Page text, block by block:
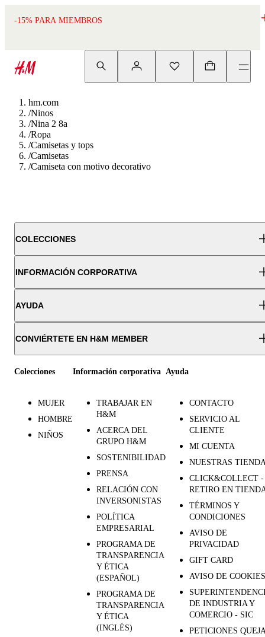
-15% PARA MIEMBROS
hm.com
/Ninos
/Nina 2 8a
/Ropa
/Camisetas y tops
/Camisetas
/Camiseta con motivo decorativo
COLECCIONES
INFORMACIÓN CORPORATIVA
AYUDA
CONVIÉRTETE EN H&M MEMBER
Colecciones
MUJER
HOMBRE
NIÑOS
Información corporativa
TRABAJAR EN
H&M
ACERCA DEL
GRUPO H&M
SOSTENIBILIDAD
PRENSA
RELACIÓN CON
INVERSONISTAS
POLÍTICA
EMPRESARIAL
PROGRAMA DE
TRANSPARENCIA
Y ÉTICA
(ESPAÑOL)
PROGRAMA DE
TRANSPARENCIA
Y ÉTICA
(INGLÉS)
Ayuda
CONTACTO
SERVICIO AL
CLIENTE
MI CUENTA
NUESTRAS
CLICK&COLLECT -
RETIRO EN
TÉRMINOS Y
CONDICIONES
AVISO DE
PRIVACIDAD
GIFT CARD
AVISO DE COOKIES
DE INDUSTRIA Y
COMERCIO - SIC
PETICIONES